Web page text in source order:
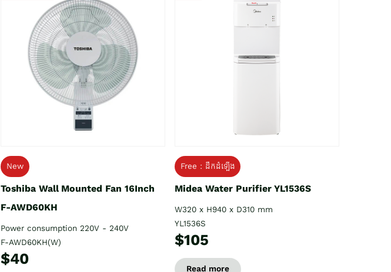
New
Toshiba Wall Mounted Fan 16Inch
F-AWD60KH
Power consumption 220V - 240V
F-AWD60KH(W)
$40
Free : ដឹកដំឡើង
Midea Water Purifier YL1536S
W320 x H940 x D310 mm
YL1536S
$105
Read more